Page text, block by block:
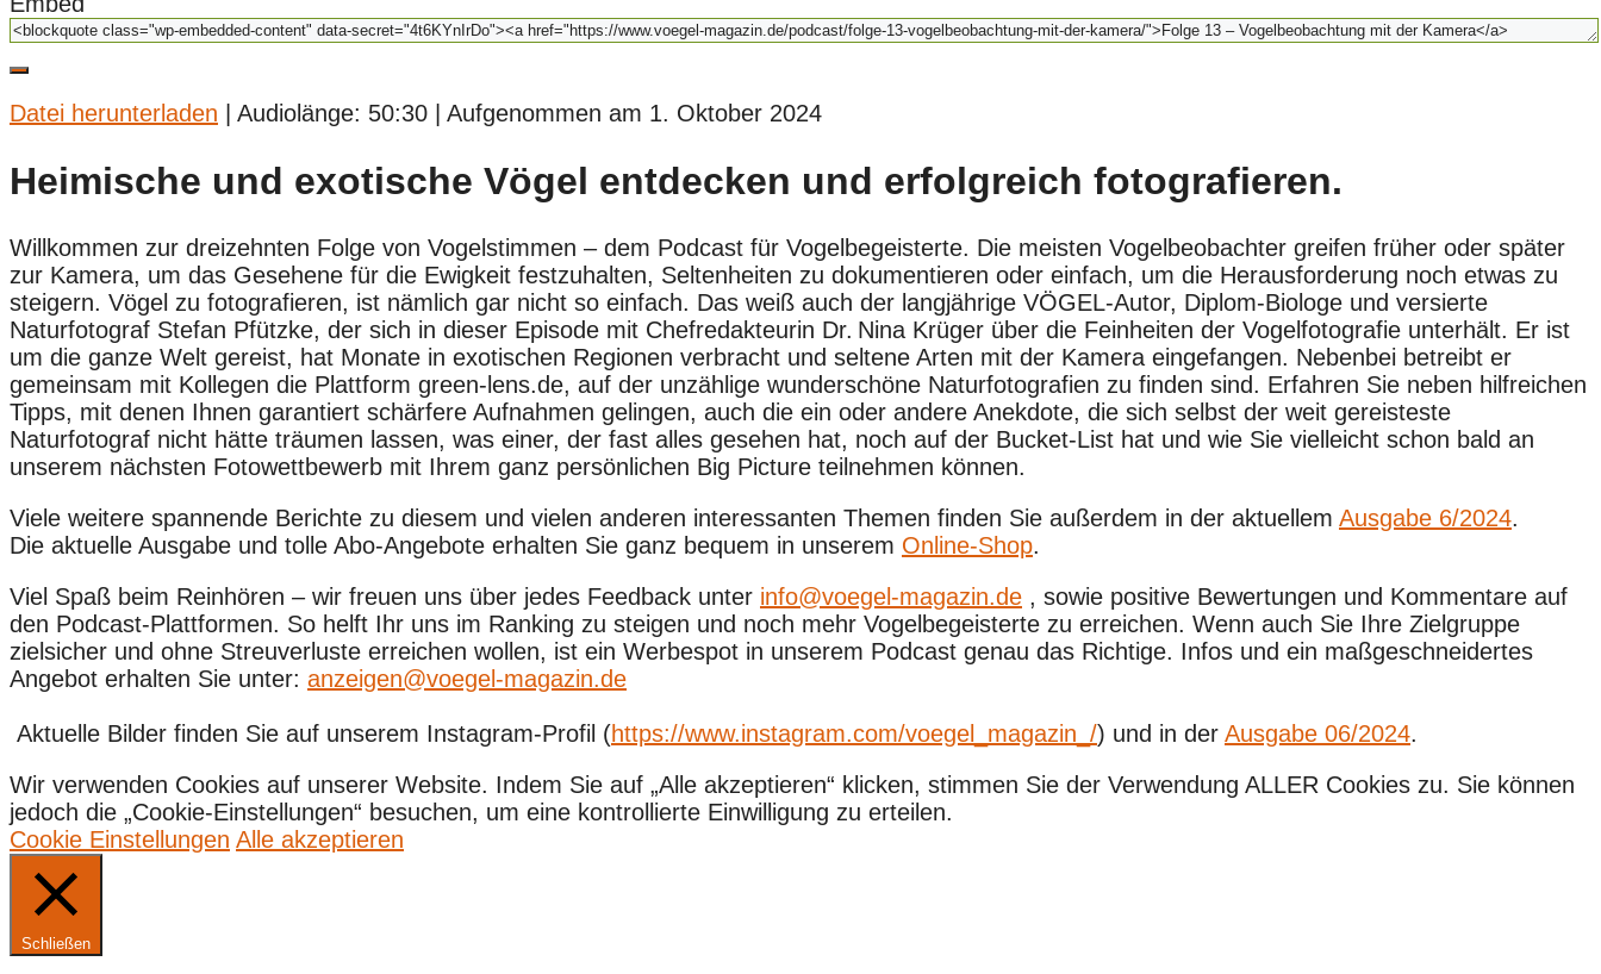
Datei herunterladen Audiolänge: 50:30 Aufgenommen am 1. Oktober 2024
Heimische und exotische Vögel entdecken und erfolgreich fotografieren.
Willkommen zur dreizehnten Folge von Vogelstimmen – dem Podcast für Vogelbegeisterte. Die meisten Vogelbeobachter greifen früher oder später
zur Kamera, um das Gesehene für die Ewigkeit festzuhalten, Seltenheiten zu dokumentieren oder einfach, um die Herausforderung noch etwas zu
steigern. Vögel zu fotografieren, ist nämlich gar nicht so einfach. Das weiß auch der langjährige VÖGEL-Autor, Diplom-Biologe und versierte
Naturfotograf Stefan Pfützke, der sich in dieser Episode mit Chefredakteurin Dr. Nina Krüger über die Feinheiten der Vogelfotografie unterhält. Er ist
um die ganze Welt gereist, hat Monate in exotischen Regionen verbracht und seltene Arten mit der Kamera eingefangen. Nebenbei betreibt er
gemeinsam mit Kollegen die Plattform green-lens.de, auf der unzählige wunderschöne Naturfotografien zu finden sind. Erfahren Sie neben hilfreichen
Tipps, mit denen Ihnen garantiert schärfere Aufnahmen gelingen, auch die ein oder andere Anekdote, die sich selbst der weit gereisteste
Naturfotograf nicht hätte träumen lassen, was einer, der fast alles gesehen hat, noch auf der Bucket-List hat und wie Sie vielleicht schon bald an
unserem nächsten Fotowettbewerb mit Ihrem ganz persönlichen Big Picture teilnehmen können.
Viele weitere spannende Berichte zu diesem und vielen anderen interessanten Themen finden Sie außerdem in der aktuellem Ausgabe 6/2024.
Die aktuelle Ausgabe und tolle Abo-Angebote erhalten Sie ganz bequem in unserem Online-Shop.
Viel Spaß beim Reinhören – wir freuen uns über jedes Feedback unter info@voegel-magazin.de , sowie positive Bewertungen und Kommentare auf
den Podcast-Plattformen. So helft Ihr uns im Ranking zu steigen und noch mehr Vogelbegeisterte zu erreichen. Wenn auch Sie Ihre Zielgruppe
zielsicher und ohne Streuverluste erreichen wollen, ist ein Werbespot in unserem Podcast genau das Richtige. Infos und ein maßgeschneidertes
Angebot erhalten Sie unter: anzeigen@voegel-magazin.de
Aktuelle Bilder finden Sie auf unserem Instagram-Profil (https://www.instagram.com/voegel_magazin_/) und in der Ausgabe 06/2024.
Wir verwenden Cookies auf unserer Website. Indem Sie auf „Alle akzeptieren“ klicken, stimmen Sie der Verwendung ALLER Cookies zu. Sie können
jedoch die „Cookie-Einstellungen“ besuchen, um eine kontrollierte Einwilligung zu erteilen.
Cookie Einstellungen Alle akzeptieren
Schließen